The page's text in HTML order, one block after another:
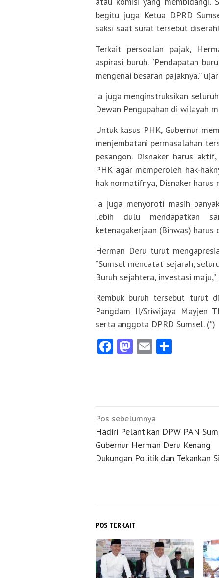
begitu juga Ketua DPRD
saksi saat surat tersebut
Terkait persoalan pajak,
aspirasi buruh. “Pendapatan
mengenai besaran pajaknya,”
Ia juga menginstruksikan
Dewan Pengupahan di wilayah
Untuk kasus PHK, Gubernur
menjembatani permasalahan
pesangon. Disnaker harus
PHK agar memperoleh hak-
hak normatifnya, Disnaker harus
Ia juga menyoroti masih
lebih dulu mendapatkan
ketenagakerjaan (Binwas)
Herman Deru turut
“Sumsel mencatat sejarah,
Buruh sejahtera, investasi maju,”
Rembuk buruh tersebut turut
Pangdam II/Sriwijaya Mayjen
serta anggota DPRD Sumsel. (*)
Facebook
Mastodon
Email
Navigasi
pos
Pos sebelumnya
Hadiri Pelantikan DPW PAN
Gubernur Herman Deru Kenang
Dukungan Politik dan Tekankan
POS TERKAIT